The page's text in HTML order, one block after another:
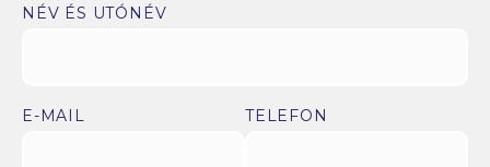
NÉV ÉS UTÓNÉV
E-MAIL TELEFON